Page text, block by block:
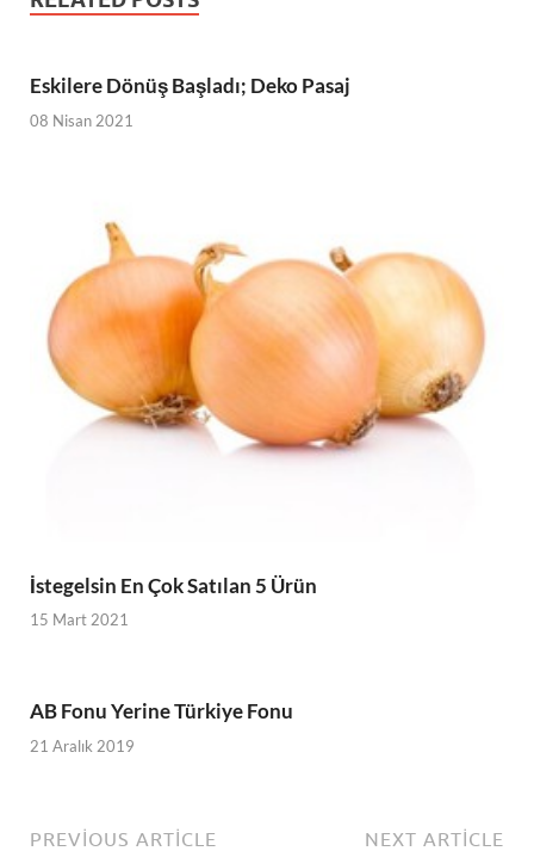
Eskilere Dönüş Başladı; Deko Pasaj
08 Nisan 2021
İstegelsin En Çok Satılan 5 Ürün
15 Mart 2021
AB Fonu Yerine Türkiye Fonu
21 Aralık 2019
PREVIOUS ARTICLE NEXT ARTICLE